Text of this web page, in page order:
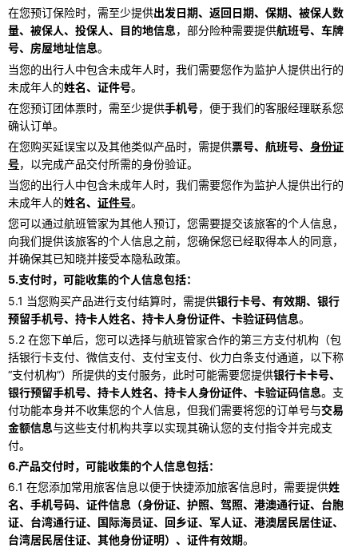
在您预订保险时，需至少提供出发日期、返回日期、保期、被保人数
量、被保人、投保人、目的地信息，部分险种需要提供航班号、车牌
号、房屋地址信息。
当您的出行人中包含未成年人时，我们需要您作为监护人提供出行的
未成年人的姓名、证件号。
在您预订团体票时，需至少提供手机号，便于我们的客服经理联系您
确认订单。
在您购买延误宝以及其他类似产品时，需提供票号、航班号、 身份证
号，以完成产品交付所需的身份验证。
当您的出行人中包含未成年人时，我们需要您作为监护人提供出行的
未成年人的姓名、 证件号。
您可以通过航班管家为其他人预订，您需要提交该旅客的个人信息，
向我们提供该旅客的个人信息之前，您确保您已经取得本人的同意，
并确保其已知晓并接受本隐私政策。
5.支付时，可能收集的个人信息包括：
5.1 当您购买产品进行支付结算时，需提供银行卡号、有效期、银行
预留手机号、持卡人姓名、持卡人身份证件、卡验证码信息。
5.2 在您下单后，您可以选择与航班管家合作的第三方支付机构（包
括银行卡支付、微信支付、支付宝支付、伙力白条支付通道，以下称
“支付机构”）所提供的支付服务，此时可能需要您提供银行卡卡号、
银行预留手机号、持卡人姓名、持卡人身份证件、卡验证码信息。支
付功能本身并不收集您的个人信息，但我们需要将您的订单号与交易
金额信息与这些支付机构共享以实现其确认您的支付指令并完成支
付。
6.产品交付时，可能收集的个人信息包括：
6.1 在您添加常用旅客信息以便于快捷添加旅客信息时，需要提供姓
名、手机号码、证件信息（身份证、护照、驾照、港澳通行证、台胞
证、台湾通行证、国际海员证、回乡证、军人证、港澳居民居住证、
台湾居民居住证、其他身份证明）、证件有效期。